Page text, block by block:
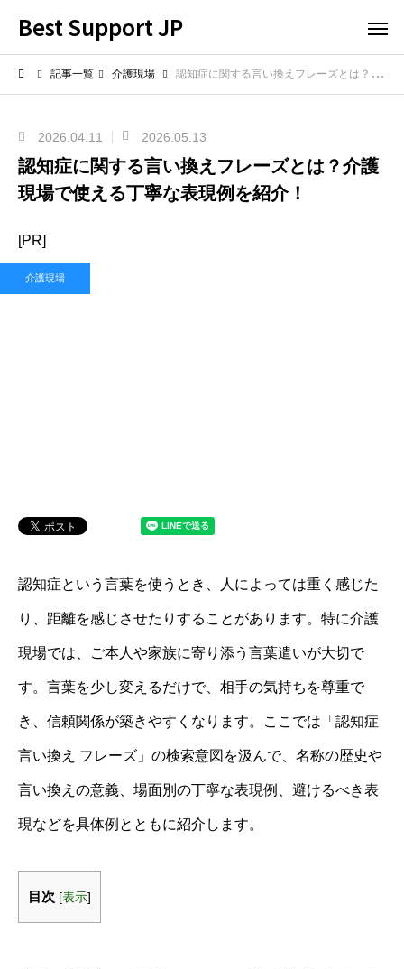
Best Support JP
記事一覧 介護現場 認知症に関する言い換えフレーズとは？介護現場で使える丁寧な表現例を紹介！
2026.04.11 2026.05.13
認知症に関する言い換えフレーズとは？介護
現場で使える丁寧な表現例を紹介！
[PR]
介護現場
認知症という言葉を使うとき、人によっては重く感じた
り、距離を感じさせたりすることがあります。特に介護
現場では、ご本人や家族に寄り添う言葉遣いが大切で
す。言葉を少し変えるだけで、相手の気持ちを尊重で
き、信頼関係が築きやすくなります。ここでは「認知症
言い換え フレーズ」の検索意図を汲んで、名称の歴史や
言い換えの意義、場面別の丁寧な表現例、避けるべき表
現などを具体例とともに紹介します。
目次 [表示]